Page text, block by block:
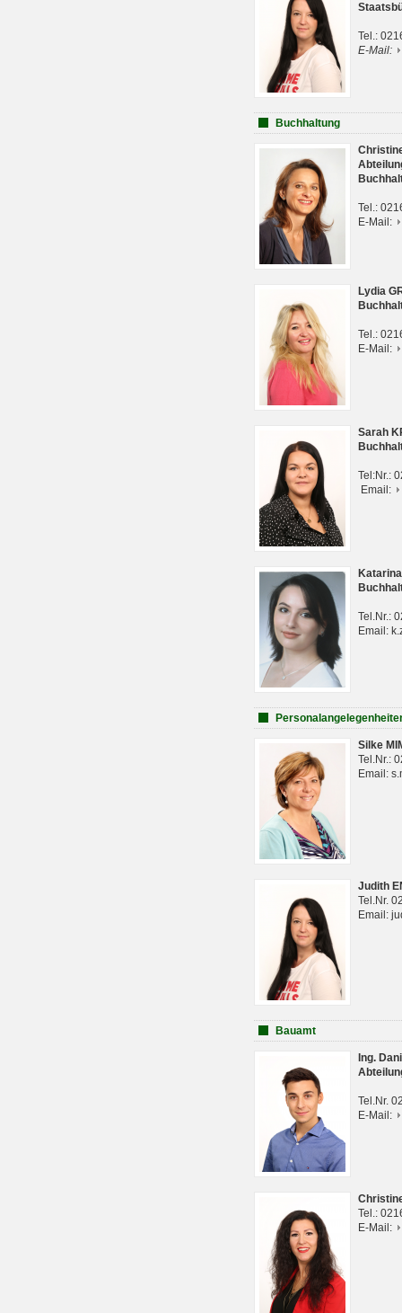
Tel.:
E-Mail:
Buchhaltung
Tel.:
E-Mail:
Lydia
Tel.:
E-Mail:
Sarah
Tel:Nr.:
Email:
Tel.Nr.:
Email:
Silke
Tel.Nr.:
Email:
Judith
Tel.Nr.
Email:
Bauamt
Ing.
Tel.Nr.
E-Mail:
Tel.:
E-Mail: